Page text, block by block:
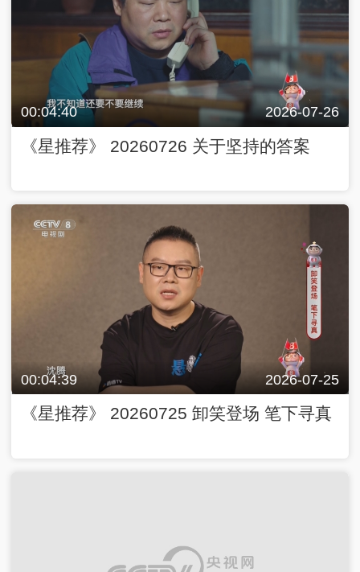
00:04:40 2026-07-26
《星推荐》 20260726 关于坚持的答案
00:04:39 2026-07-25
《星推荐》 20260725 卸笑登场 笔下寻真